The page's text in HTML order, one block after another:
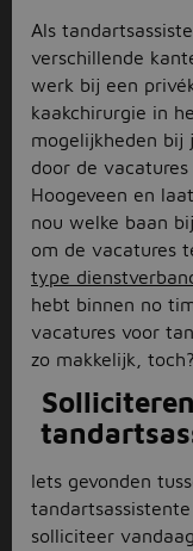
Als
verschillende
werk bij een
kaakchirurgie in
mogelijkheden bij
door de
Hoogeveen en
nou welke baan
om de vacatures
type
hebt binnen no
vacatures voor
zo makkelijk, toch?
Iets gevonden
solliciteer